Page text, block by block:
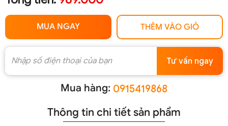
MUA NGAY THÊM VÀO GIỎ
Tư vấn ngay
Mua hàng: 0915419868
Thông tin chi tiết sản phẩm